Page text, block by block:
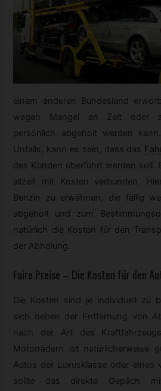
einem anderen Bundesland
wegen Mangel an Zeit oder
persönlich abgeholt werden
Unfalls, kann es sein, dass das
des Kunden überführt werden soll.
allzeit mit Kosten verbunden.
Benzin zu erwähnen, die fällig
abgeholt und zum
natürlich die Kosten für den
der Abholung.
Faire Preise – Die Kosten für den
Die Kosten sind je individuell zu
sich neben der Entfernung von
nach der Art des
Motorrädern ist natürlicherweise
Autos der Luxusklasse oder eines
sollte das direkte Gepäch